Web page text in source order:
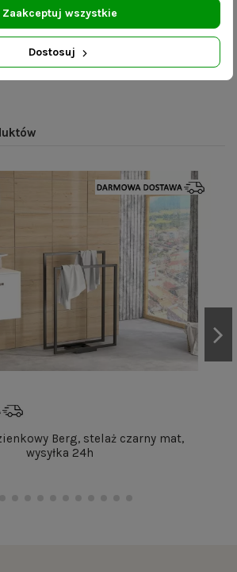
przesyłki, transport może
nie obejmować wniesienia.
Berg, stelaż czarny mat,
wysyłka 24h
Dostosuj
Zaakceptuj wszystkie